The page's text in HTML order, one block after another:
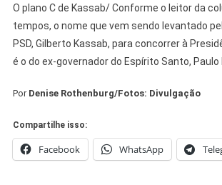
O plano C de Kassab/ Conforme o leitor da
tempos, o nome que vem sendo levantado
PSD, Gilberto Kassab, para concorrer à
é o do ex-governador do Espírito Santo, Paulo
PorDenise Rothenburg/Fotos: Divulgação
Compartilhe isso:
Facebook WhatsApp